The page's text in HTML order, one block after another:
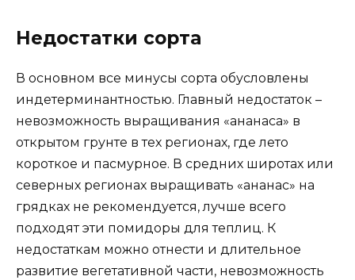
Недостатки сорта
В основном все минусы сорта обусловлены
индетерминантностью. Главный недостаток –
невозможность выращивания «ананаса» в
открытом грунте в тех регионах, где лето
короткое и пасмурное. В средних широтах или
северных регионах выращивать «ананас» на
грядках не рекомендуется, лучше всего
подходят эти помидоры для теплиц. К
недостаткам можно отнести и длительное
развитие вегетативной части, невозможность